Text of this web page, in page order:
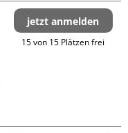
jetzt anmelden
15 von 15 Plätzen frei